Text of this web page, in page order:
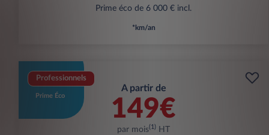
Prime éco de 6 000 € incl.
*km/an
Professionnels
Prime Éco
A partir de
149€
par mois(1) HT